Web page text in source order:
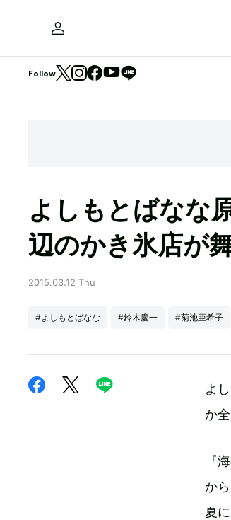
Follow
よしもとばなな
辺のかき氷店が
2015.03.12 Thu
#よしもとばなな #鈴木慶一 #菊池亜希子
よ
か
『
か
夏